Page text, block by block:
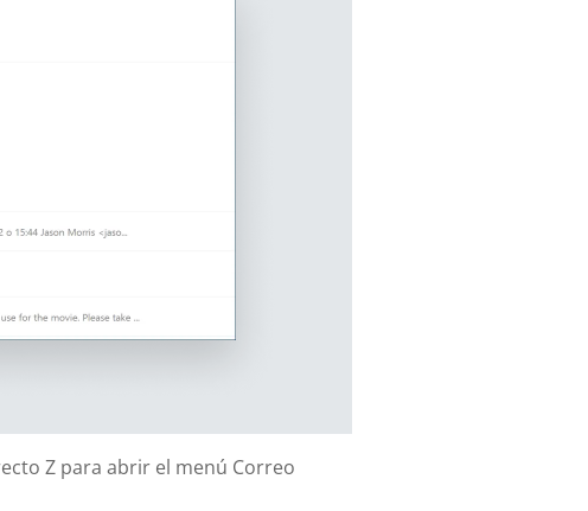
Z para abrir el menú Correo